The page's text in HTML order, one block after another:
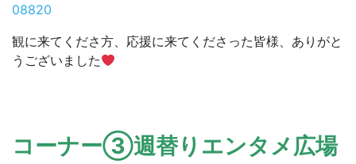
08820
観に来てくださ方、応援に来てくださった皆様、ありがと
うございました
コーナー③週替りエンタメ広場